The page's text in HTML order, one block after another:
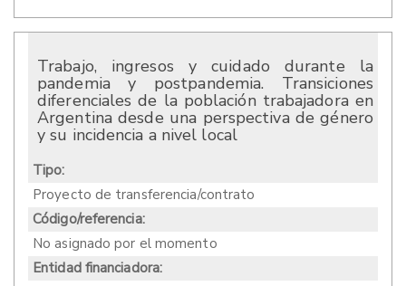
Trabajo, ingresos y cuidado durante la
pandemia y postpandemia. Transiciones
diferenciales de la población trabajadora en
Argentina desde una perspectiva de género
y su incidencia a nivel local
Tipo:
Proyecto de transferencia/contrato
Código/referencia:
No asignado por el momento
Entidad financiadora: